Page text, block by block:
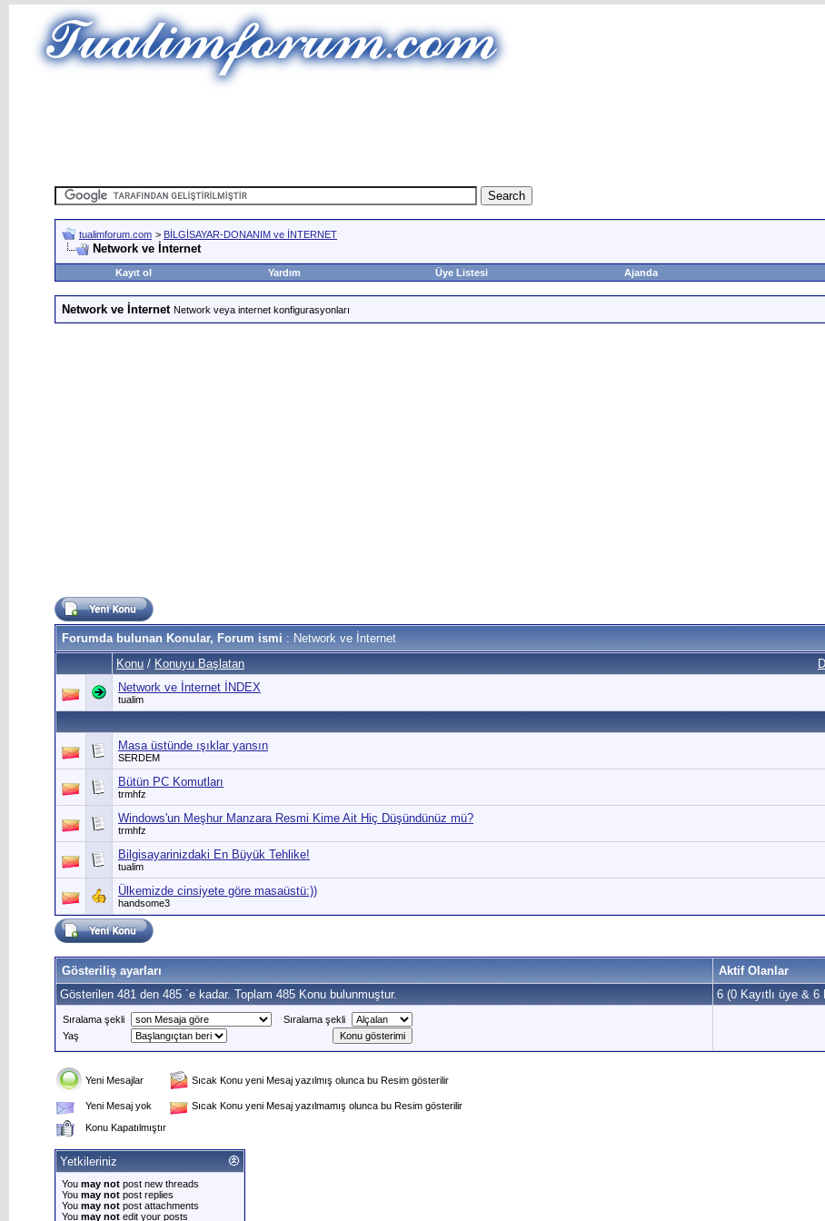
tualimforum.com > BİLGİSAYAR-DONANIM ve İNTERNET
Network ve İnternet
Kayıt ol
Yardım Üye Listesi Ajanda
Network ve İnternet Network veya internet konfigurasyonları
Forumda bulunan Konular, Forum ismi : Network ve İnternet
Konu / Konuyu Başlatan
Network ve İnternet İNDEX
tualim
Masa üstünde ışıklar yansın
SERDEM
Bütün PC Komutları
trmhfz
Windows'un Meşhur Manzara Resmi Kime Ait Hiç Düşündünüz mü?
trmhfz
Bilgisayarinizdaki En Büyük Tehlike!
tualim
Ülkemizde cinsiyete göre masaüstü:))
handsome3
Gösteriliş ayarları Aktif Olanlar
Gösterilen 481 den 485 ´e kadar. Toplam 485 Konu bulunmuştur.
6 (0 Kayıtlı üye & 6
Sıralama şekli
Sıralama şekli
Yaş
Yeni Mesajlar Sıcak Konu yeni Mesaj yazılmış olunca bu Resim gösterilir
Yeni Mesaj yok
Sıcak Konu yeni Mesaj yazılmamış olunca bu Resim gösterilir
Konu Kapatılmıştır
Yetkileriniz
You may not post new threads
You may not post replies
You may not post attachments
You may not edit your posts